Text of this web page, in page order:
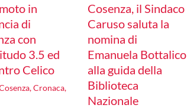
in
di
con
3.5 ed
Celico
,Cronaca,
Cosenza, il Sindaco
Caruso saluta la
nomina di
Emanuela Bottalico
alla guida della
Biblioteca
Nazionale